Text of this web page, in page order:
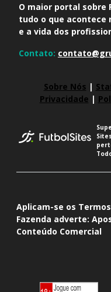
O maior portal sobre
tudo o que acontece
e a vida dos
Contato:
Sobre Nós |
Privacidade |
Aplicam-se os
Fazenda adverte:
Conteúdo Comercial